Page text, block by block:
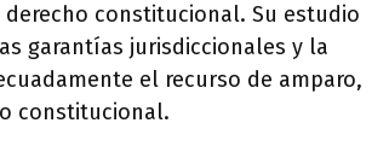
constitucional. Su estudio
garantías jurisdiccionales y la
el recurso de amparo,
constitucional.